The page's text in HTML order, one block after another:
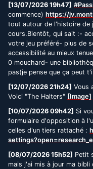
[13/07/2026 19h47]
commence) https://
tout autour de l'histoire de
cours.Bientôt, qui sait :-
votre jeu préféré- plus de
accessibilité au mieux
0 mouchard- une
pas(je pense que ça peut
[12/07/2026 21h24] Vous
Voici "The Halters" [Image]
[10/07/2026 09h42] Si
formulaire d'opposition à
celles d'un tiers rattaché :
[08/07/2026 15h52] Petit
mais j'ai mis à jour ma